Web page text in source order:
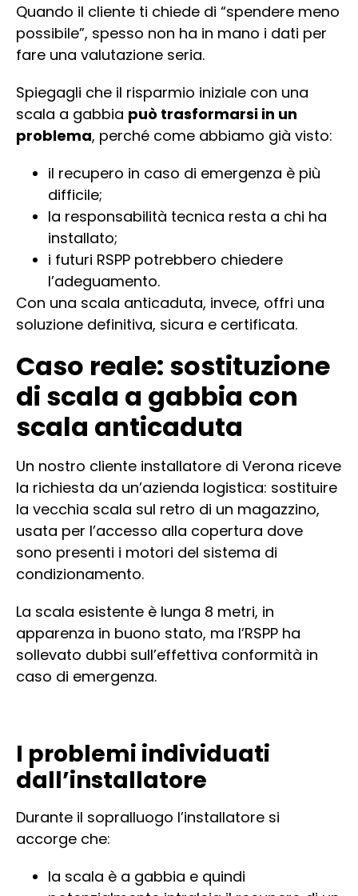
Quando il cliente ti chiede di “spendere meno
possibile”, spesso non ha in mano i dati per
fare una valutazione seria.
Spiegagli che il risparmio iniziale con una
scala a gabbia può trasformarsi in un
problema, perché come abbiamo già visto:
il recupero in caso di emergenza è più
difficile;
la responsabilità tecnica resta a chi ha
installato;
i futuri RSPP potrebbero chiedere
l’adeguamento.
Con una scala anticaduta, invece, offri una
soluzione definitiva, sicura e certificata.
Caso reale: sostituzione
di scala a gabbia con
scala anticaduta
Un nostro cliente installatore di Verona riceve
la richiesta da un’azienda logistica: sostituire
la vecchia scala sul retro di un magazzino,
usata per l’accesso alla copertura dove
sono presenti i motori del sistema di
condizionamento.
La scala esistente è lunga 8 metri, in
apparenza in buono stato, ma l’RSPP ha
sollevato dubbi sull’effettiva conformità in
caso di emergenza.
I problemi individuati
dall’installatore
Durante il sopralluogo l’installatore si
accorge che:
la scala è a gabbia e quindi